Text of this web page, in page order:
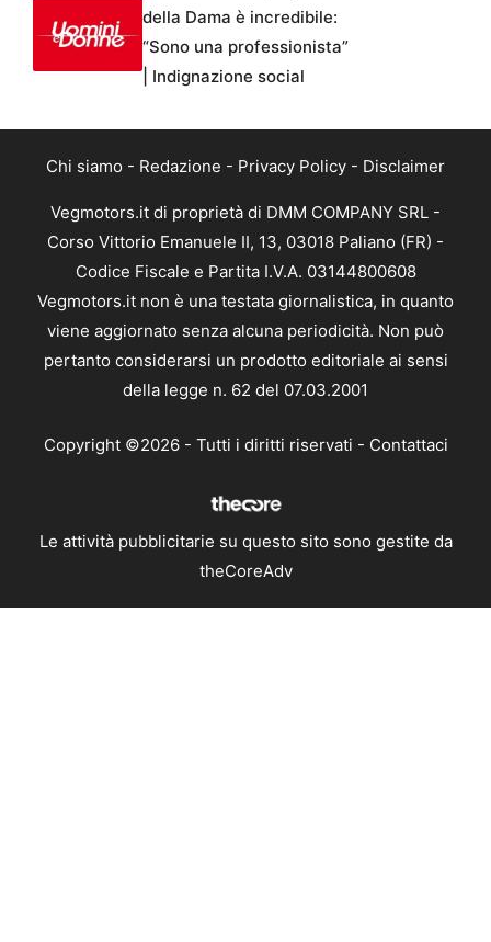
della Dama è incredibile:
“Sono una professionista”
| Indignazione social
Chi siamo - Redazione - Privacy Policy - Disclaimer
Vegmotors.it di proprietà di DMM COMPANY SRL -
Corso Vittorio Emanuele II, 13, 03018 Paliano (FR) -
Codice Fiscale e Partita I.V.A. 03144800608
Vegmotors.it non è una testata giornalistica, in quanto
viene aggiornato senza alcuna periodicità. Non può
pertanto considerarsi un prodotto editoriale ai sensi
della legge n. 62 del 07.03.2001
Copyright ©2026 - Tutti i diritti riservati - Contattaci
Le attività pubblicitarie su questo sito sono gestite da
theCoreAdv